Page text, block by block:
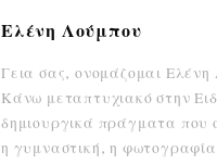
Ελένη Λούμπου
Γεια σας, ονομάζομαι
Κάνω μεταπτυχιακό στην
δημιουργικά πράγματα που
η γυμναστική, η